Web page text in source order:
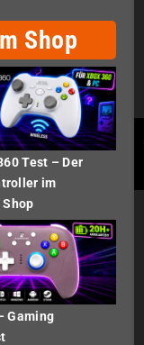
Shop
Test – Der
im
Gaming